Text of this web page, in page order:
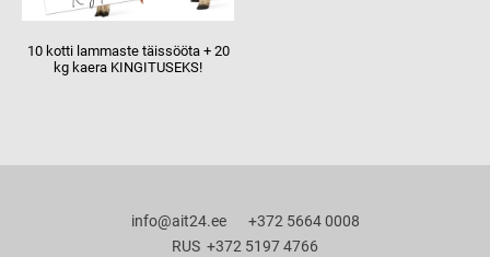
10 kotti lammaste täissööta + 20
kg kaera KINGITUSEKS!
info@ait24.ee +372 5664 0008
RUS +372 5197 4766